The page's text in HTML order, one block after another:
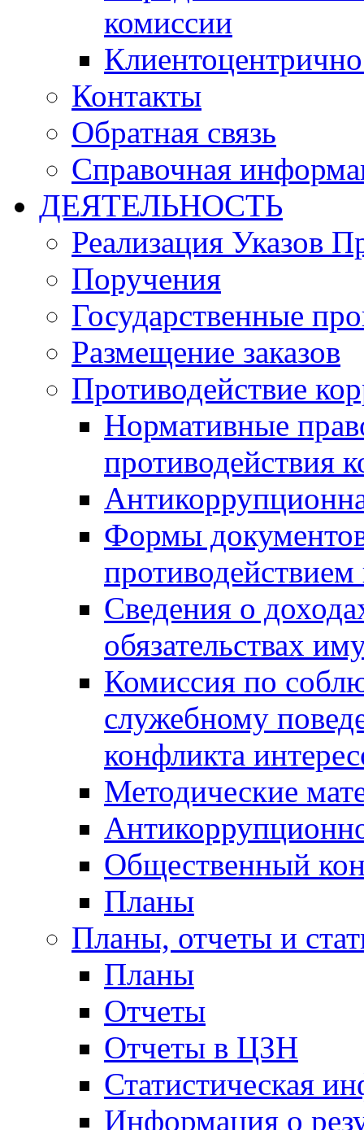
комиссии
Контакты
Обратная связь
Справочная
ДЕЯТЕЛЬНОСТЬ
Реализация Указов
Поручения
Государственные
Размещение заказов
Противодействие
Нормативные
противодействия
Формы
Сведения о
обязательствах
Комиссия по
служебному
конфликта
Методические
Общественный
Планы
Планы, отчеты и
Планы
Отчеты
Отчеты в ЦЗН
Статистическая
Информация о